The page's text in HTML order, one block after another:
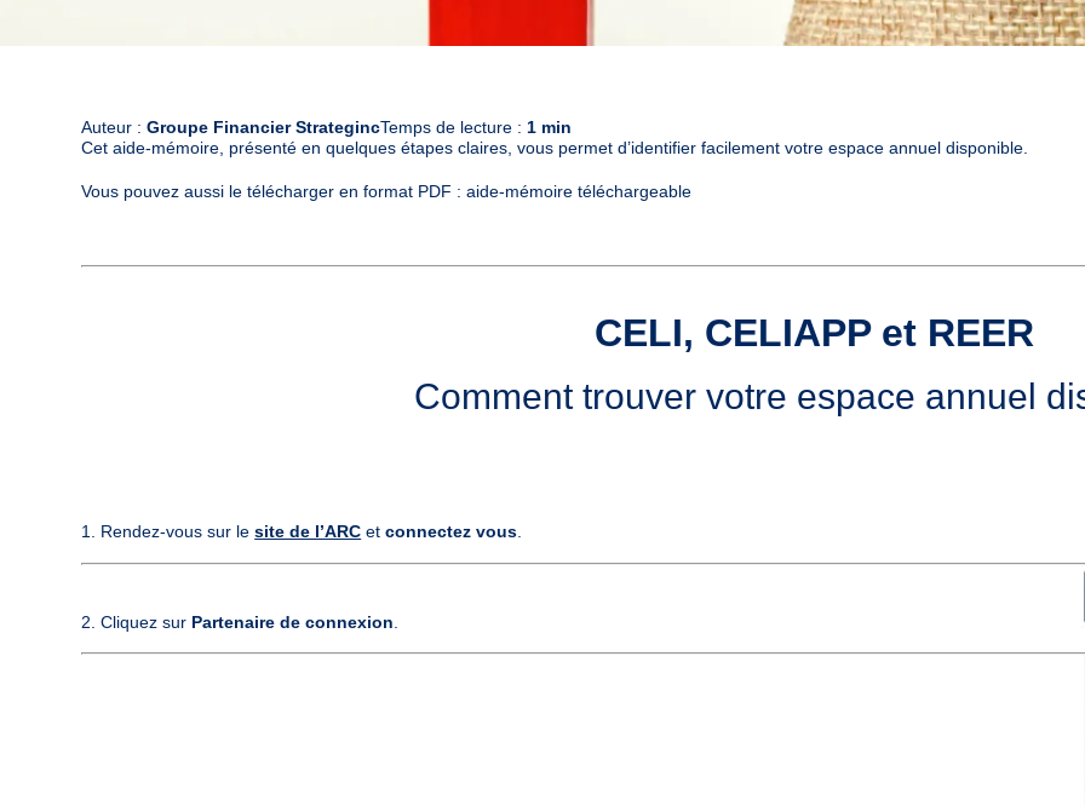
Auteur : Groupe Financier StrategincTemps de lecture :1 min
Cet aide-mémoire, présenté en quelques étapes claires, vous permet d’identifier facilement votre espace annuel disponible.
Vous pouvez aussi le télécharger en format PDF :aide-mémoire téléchargeable
CELI, CELIAPP et REER
Comment trouver votre espace annuel
1. Rendez-vous sur le site de l’ARC etconnectez vous
2. Cliquez sur Partenaire de connexion